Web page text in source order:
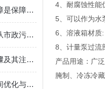
及时处理方形加药箱故障是保障工艺稳定与安全的关键
方形加药箱广泛应用于从市政污水到制造的多个行业
方形加药箱正确存放步骤及其注意事项介绍
方形加药箱的优势有空间优化与使用效率的提升
4、耐腐蚀性能
5、可以作为水
6、溶液箱材质
8、计量泵过流
产品用途：广
腌制、冷冻冷